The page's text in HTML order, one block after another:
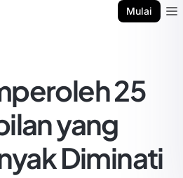
Mulai
25
yang
Diminati